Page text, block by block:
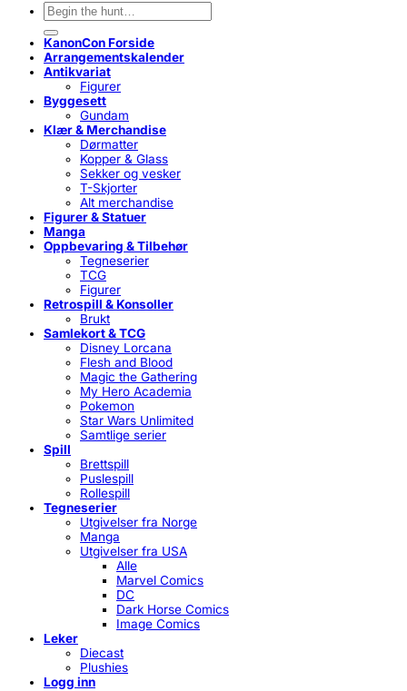
Søk
etter:
KanonCon Forside
Arrangementskalender
Antikvariat
Figurer
Byggesett
Gundam
Klær & Merchandise
Dørmatter
Kopper & Glass
Sekker og vesker
T-Skjorter
Alt merchandise
Figurer & Statuer
Manga
Oppbevaring & Tilbehør
Tegneserier
TCG
Figurer
Retrospill & Konsoller
Brukt
Samlekort & TCG
Disney Lorcana
Flesh and Blood
Magic the Gathering
My Hero Academia
Pokemon
Star Wars Unlimited
Samtlige serier
Spill
Brettspill
Puslespill
Rollespill
Tegneserier
Utgivelser fra Norge
Manga
Utgivelser fra USA
Alle
Marvel Comics
DC
Dark Horse Comics
Image Comics
Leker
Diecast
Plushies
Logg inn